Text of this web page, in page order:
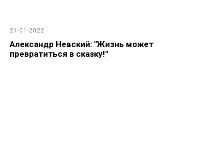
21-01-2022
Александр Невский: "Жизнь может
превратиться в сказку!"